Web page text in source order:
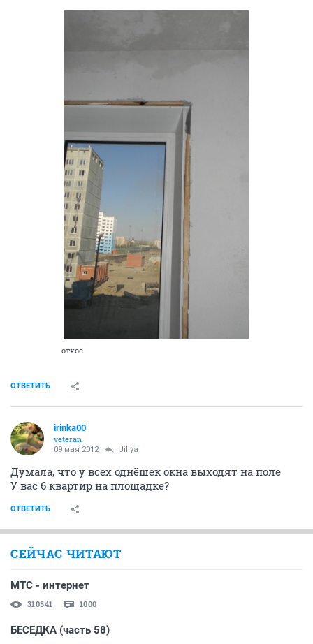
откос
ОТВЕТИТЬ
irinka00
veteran
09 мая 2012 Jiliya
Думала, что у всех однёшек окна выходят на поле
У вас 6 квартир на площадке?
ОТВЕТИТЬ
СЕЙЧАС ЧИТАЮТ
МТС - интернет
310341 1000
БЕСЕДКА (часть 58)